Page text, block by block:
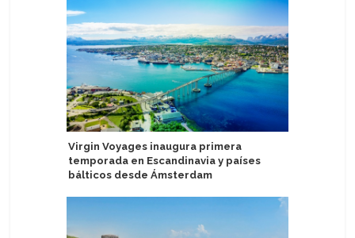
Virgin Voyages inaugura primera
temporada en Escandinavia y países
bálticos desde Ámsterdam